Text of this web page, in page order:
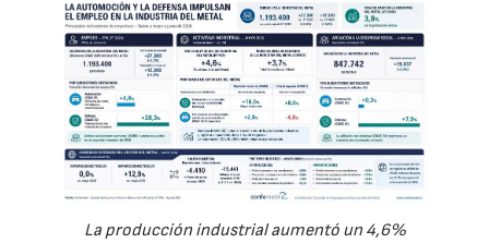
La producción industrial aumentó un 4,6%